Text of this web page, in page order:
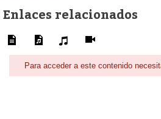
Enlaces relacionados
Para acceder a este contenido